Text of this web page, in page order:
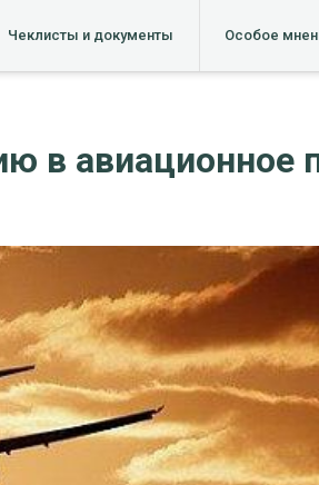
Чеклисты и документы Особое
в авиационное